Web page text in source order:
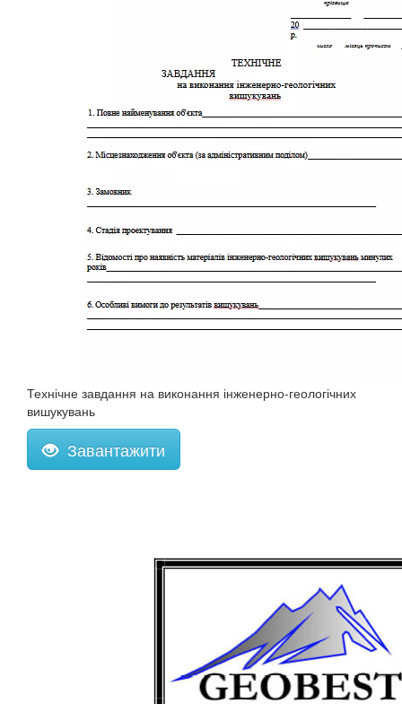
Технічне завдання на виконання інженерно-геологічних
вишукувань
Завантажити